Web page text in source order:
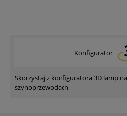
Konfigurator
Skorzystaj z konfiguratora 3D lamp na
szynoprzewodach